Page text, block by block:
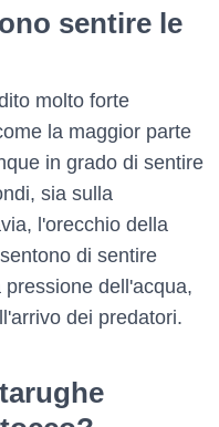
sentire le
molto forte
la maggior parte
in grado di sentire
sia sulla
l'orecchio della
di sentire
dell'acqua,
dei predatori.